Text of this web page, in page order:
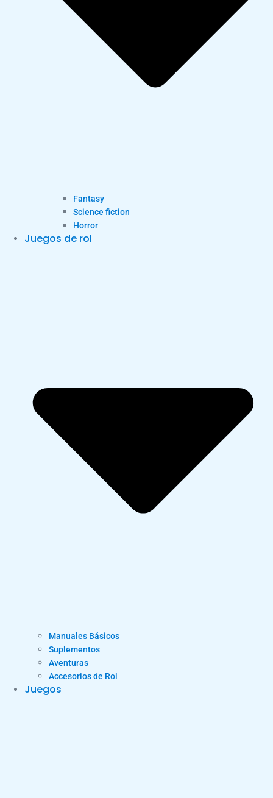
Fantasy
Science fiction
Horror
Juegos de rol
Manuales Básicos
Suplementos
Aventuras
Accesorios de Rol
Juegos